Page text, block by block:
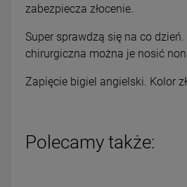
zabezpiecza złocenie.
Super sprawdzą się na co
chirurgiczna można je nosić
Zapięcie bigiel angielski. Kolor
Polecamy także: